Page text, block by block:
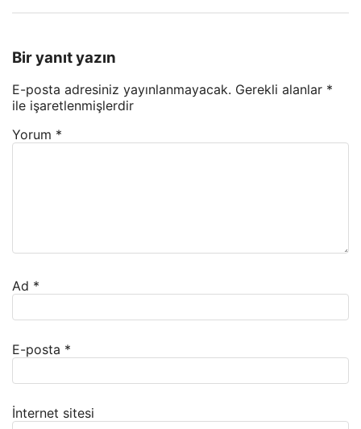
Bir yanıt yazın
E-posta adresiniz yayınlanmayacak. Gerekli alanlar *
ile işaretlenmişlerdir
Yorum *
Ad *
E-posta *
İnternet sitesi